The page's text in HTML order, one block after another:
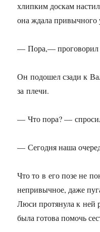
хлипким доскам
она ждала привычного
— Пора,— проговорил
Он подошел сзади к
за плечи.
— Что пора? —
— Сегодня наша
Что то в его позе не
непривычное, даже
Люси протянула к ней
была готова помочь